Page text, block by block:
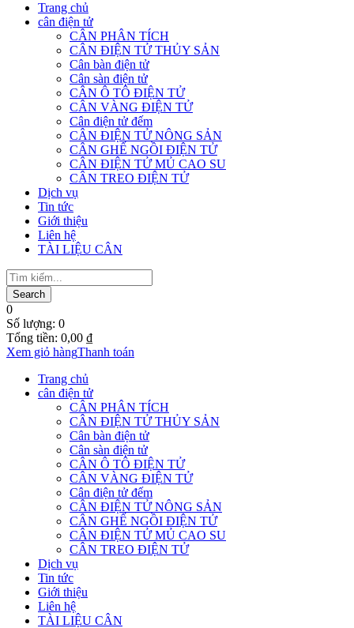
Trang chủ
cân điện tử
CÂN PHÂN TÍCH
CÂN ĐIỆN TỬ THỦY SẢN
Cân bàn điện tử
Cân sàn điện tử
CÂN Ô TÔ ĐIỆN TỬ
CÂN VÀNG ĐIỆN TỬ
Cân điện tử đếm
CÂN ĐIỆN TỬ NÔNG SẢN
CÂN GHẾ NGỒI ĐIỆN TỬ
CÂN ĐIỆN TỬ MỦ CAO SU
CÂN TREO ĐIỆN TỬ
Dịch vụ
Tin tức
Giới thiệu
Liên hệ
TÀI LIỆU CÂN
0
Số lượng: 0
Tổng tiền: 0,00 ₫
Xem giỏ hàngThanh toán
Trang chủ
cân điện tử
CÂN PHÂN TÍCH
CÂN ĐIỆN TỬ THỦY SẢN
Cân bàn điện tử
Cân sàn điện tử
CÂN Ô TÔ ĐIỆN TỬ
CÂN VÀNG ĐIỆN TỬ
Cân điện tử đếm
CÂN ĐIỆN TỬ NÔNG SẢN
CÂN GHẾ NGỒI ĐIỆN TỬ
CÂN ĐIỆN TỬ MỦ CAO SU
CÂN TREO ĐIỆN TỬ
Dịch vụ
Tin tức
Giới thiệu
Liên hệ
TÀI LIỆU CÂN